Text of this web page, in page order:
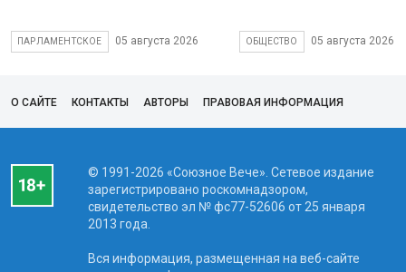
ПАРЛАМЕНТСКОЕ 05 августа 2026 ОБЩЕСТВО 05 августа 2026
О САЙТЕ КОНТАКТЫ АВТОРЫ ПРАВОВАЯ ИНФОРМАЦИЯ
© 1991-2026 «Союзное Вече». Сетевое издание
зарегистрировано роскомнадзором,
свидетельство эл № фc77-52606 от 25 января
2013 года.
Вся информация, размещенная на веб-сайте